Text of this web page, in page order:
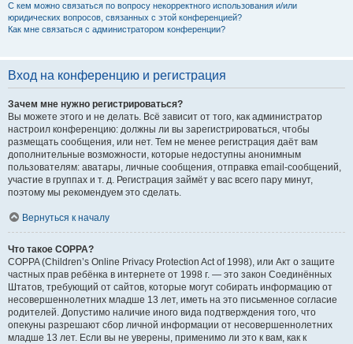
С кем можно связаться по вопросу некорректного использования и/или
юридических вопросов, связанных с этой конференцией?
Как мне связаться с администратором конференции?
Вход на конференцию и регистрация
Зачем мне нужно регистрироваться?
Вы можете этого и не делать. Всё зависит от того, как администратор
настроил конференцию: должны ли вы зарегистрироваться, чтобы
размещать сообщения, или нет. Тем не менее регистрация даёт вам
дополнительные возможности, которые недоступны анонимным
пользователям: аватары, личные сообщения, отправка email-сообщений,
участие в группах и т. д. Регистрация займёт у вас всего пару минут,
поэтому мы рекомендуем это сделать.
Вернуться к началу
Что такое COPPA?
COPPA (Children’s Online Privacy Protection Act of 1998), или Акт о защите
частных прав ребёнка в интернете от 1998 г. — это закон Соединённых
Штатов, требующий от сайтов, которые могут собирать информацию от
несовершеннолетних младше 13 лет, иметь на это письменное согласие
родителей. Допустимо наличие иного вида подтверждения того, что
опекуны разрешают сбор личной информации от несовершеннолетних
младше 13 лет. Если вы не уверены, применимо ли это к вам, как к